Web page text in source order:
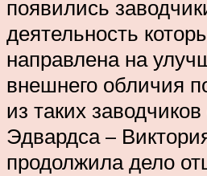
появились
деятельность
направлена на
внешнего обличия
из таких
Эдвардса –
продолжила дело